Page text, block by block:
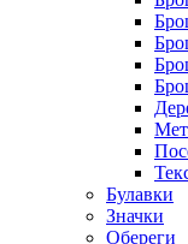
Булавки
Значки
Обереги